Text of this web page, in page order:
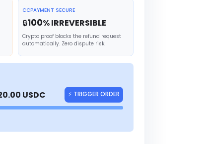
CCPAYMENT SECURE
🔒100% IRREVERSIBLE
Crypto proof blocks the refund request
automatically. Zero dispute risk.
USDC ⚡ TRIGGER ORDER